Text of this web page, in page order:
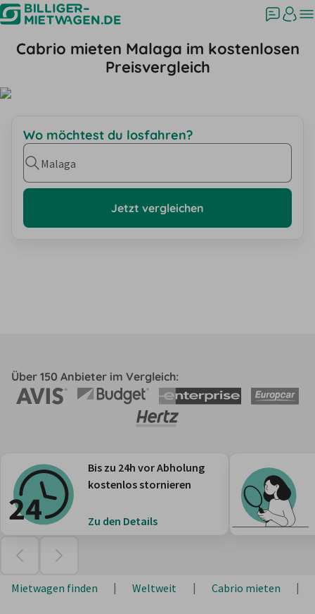
Cabrio mieten Malaga im kostenlosen
Preisvergleich
Wo möchtest du losfahren?
Malaga
Jetzt vergleichen
Über 150 Anbieter im Vergleich:
Bis zu 24h vor Abholung
kostenlos stornieren
Zu den Details
Mietwagen finden Weltweit Cabrio mieten